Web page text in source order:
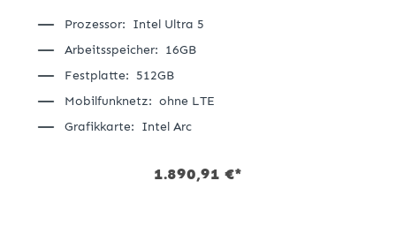
Prozessor: Intel Ultra 5
Arbeitsspeicher: 16GB
Festplatte: 512GB
Mobilfunknetz: ohne LTE
Grafikkarte: Intel Arc
1.890,91 €*